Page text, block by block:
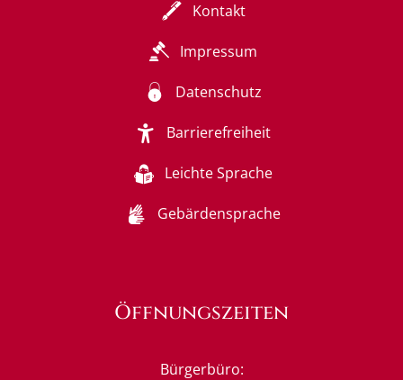
Kontakt
Impressum
Datenschutz
Barrierefreiheit
Leichte Sprache
Gebärdensprache
Öffnungszeiten
Bürgerbüro: